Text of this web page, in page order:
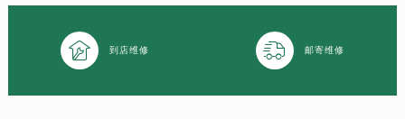
 到店维修  邮寄维修